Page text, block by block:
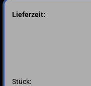
Lieferzeit:
Stück: